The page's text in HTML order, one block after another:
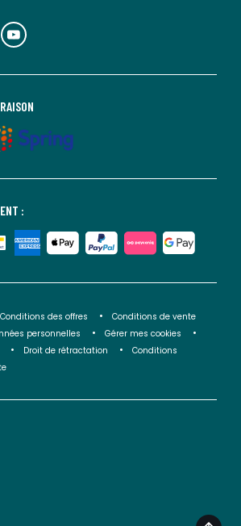
:
Conditions des offres
Conditions de vente
personnelles
Gérer mes cookies
Droit de rétractation
Conditions